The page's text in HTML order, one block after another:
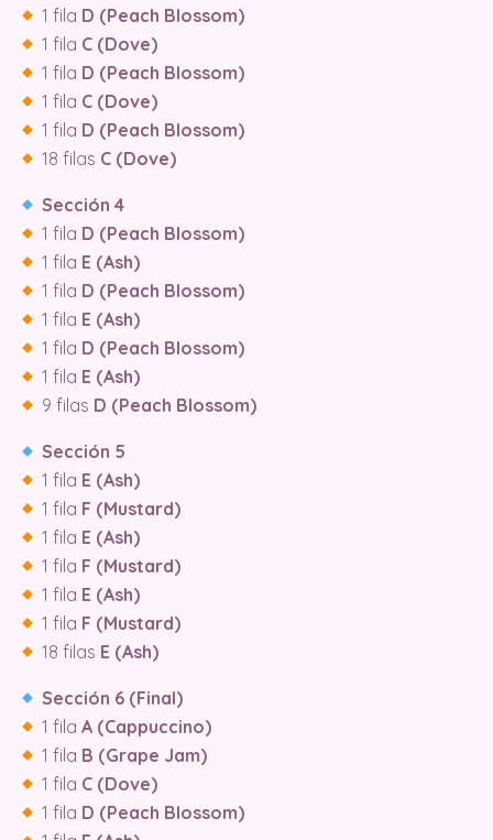
1 fila D (Peach Blossom)
1 fila C (Dove)
1 fila D (Peach Blossom)
1 fila C (Dove)
1 fila D (Peach Blossom)
18 filas C (Dove)
Sección 4
1 fila D (Peach Blossom)
1 fila E (Ash)
1 fila D (Peach Blossom)
1 fila E (Ash)
1 fila D (Peach Blossom)
1 fila E (Ash)
9 filas D (Peach Blossom)
Sección 5
1 fila E (Ash)
1 fila F (Mustard)
1 fila E (Ash)
1 fila F (Mustard)
1 fila E (Ash)
1 fila F (Mustard)
18 filas E (Ash)
Sección 6 (Final)
1 filaA (Cappuccino)
1 fila B (Grape Jam)
1 fila C (Dove)
1 fila D (Peach Blossom)